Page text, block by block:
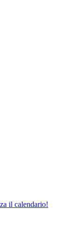
il calendario!